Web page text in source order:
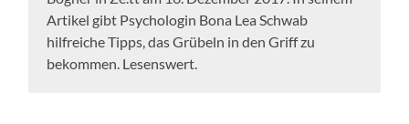
Artikel gibt Psychologin Bona Lea Schwab
hilfreiche Tipps, das Grübeln in den Griff zu
bekommen. Lesenswert.